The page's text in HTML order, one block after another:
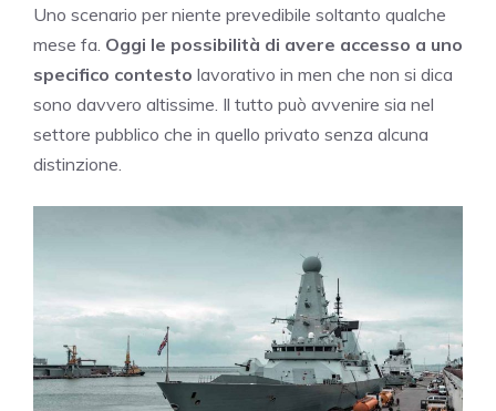
Uno scenario per niente prevedibile soltanto qualche
mese fa. Oggi le possibilità di avere accesso a uno
specifico contesto lavorativo in men che non si dica
sono davvero altissime. Il tutto può avvenire sia nel
settore pubblico che in quello privato senza alcuna
distinzione.